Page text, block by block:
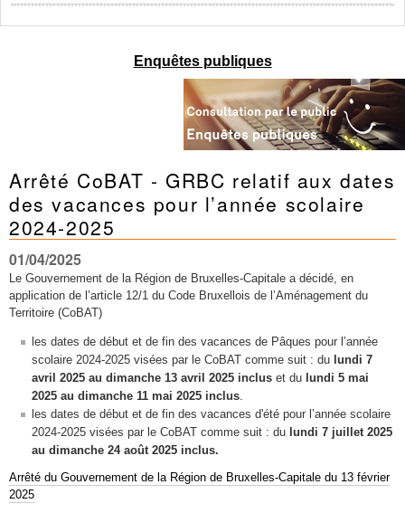
Enquêtes publiques
Arrêté CoBAT - GRBC relatif aux dates
des vacances pour l’année scolaire
2024-2025
01/04/2025
Le Gouvernement de la Région de Bruxelles-Capitale a décidé, en
application de l’article 12/1 du Code Bruxellois de l’Aménagement du
Territoire (CoBAT)
les dates de début et de fin des vacances de Pâques pour l’année
scolaire 2024-2025 visées par le CoBAT comme suit : du lundi 7
avril 2025 au dimanche 13 avril 2025 inclus et du lundi 5 mai
2025 au dimanche 11 mai 2025 inclus
les dates de début et de fin des vacances d'été pour l’année scolaire
2024-2025 visées par le CoBAT comme suit : du lundi 7 juillet 2025
au dimanche 24 août 2025 inclus.
Arrêté du Gouvernement de la Région de Bruxelles-Capitale du 13 février
2025